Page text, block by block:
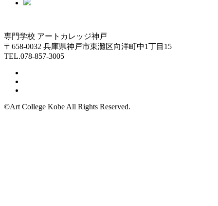
専門学校 アートカレッジ神戸
〒658-0032 兵庫県神戸市東灘区向洋町中1丁目15
TEL.078-857-3005
©Art College Kobe All Rights Reserved.